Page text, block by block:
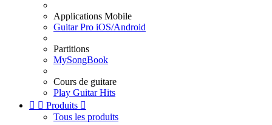
Applications Mobile
Guitar Pro iOS/Android
Partitions
MySongBook
Cours de guitare
Play Guitar Hits
  Produits 
Tous les produits